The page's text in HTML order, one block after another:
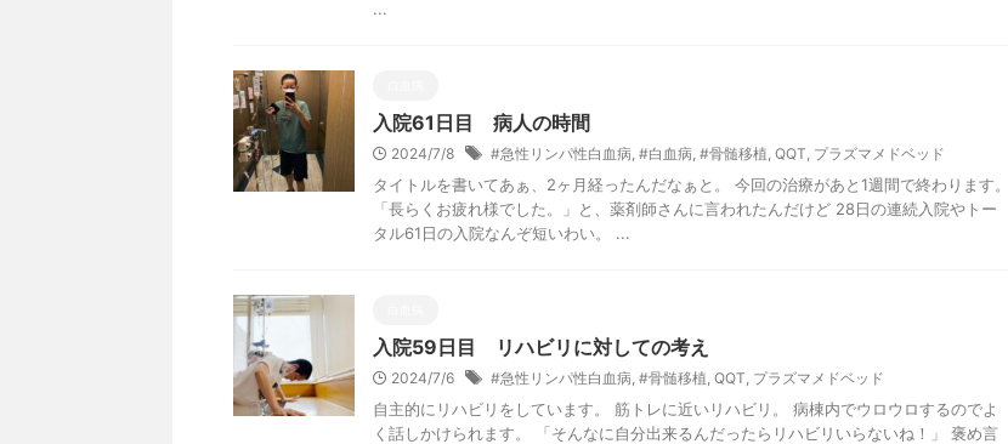
...
入院61日目 病人の時間
2024/7/8 #急性リンパ性白血病, #白血病, #骨髄移植, QQT, プラズマメドベッド
タイトルを書いてあぁ、2ヶ月経ったんだなぁと。 今回の治療があと1週間で終わります。
「長らくお疲れ様でした。」と、薬剤師さんに言われたんだけど 28日の連続入院やトー
タル61日の入院なんぞ短いわい。 ...
入院59日目 リハビリに対しての考え
2024/7/6 #急性リンパ性白血病, #骨髄移植, QQT, プラズマメドベッド
自主的にリハビリをしています。 筋トレに近いリハビリ。 病棟内でウロウロするのでよ
く話しかけられます。 「そんなに自分出来るんだったらリハビリいらないね！」 褒め言